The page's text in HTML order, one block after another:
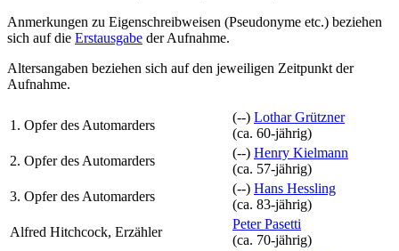
Anmerkungen zu Eigenschreibweisen (Pseudonyme etc.) beziehen
sich auf die Erstausgabe der Aufnahme.
Altersangaben beziehen sich auf den jeweiligen Zeitpunkt der
Aufnahme.
1. Opfer des Automarders
(--) Lothar Grützner
(ca. 60‑jährig)
2. Opfer des Automarders
(--) Henry Kielmann
(ca. 57‑jährig)
3. Opfer des Automarders
(--) Hans Hessling
(ca. 83‑jährig)
Alfred Hitchcock, Erzähler
Peter Pasetti
(ca. 70‑jährig)